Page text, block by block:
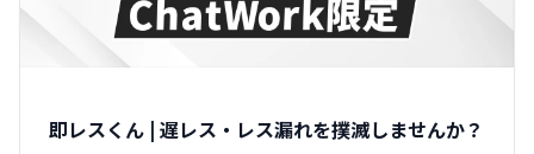
即レスくん | 遅レス・レス漏れを撲滅しませんか？